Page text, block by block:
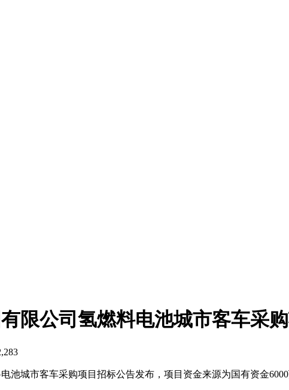
限公司氢燃料电池城市客车采
池城市客车采购项目招标公告发布，项目资金来源为国有资金